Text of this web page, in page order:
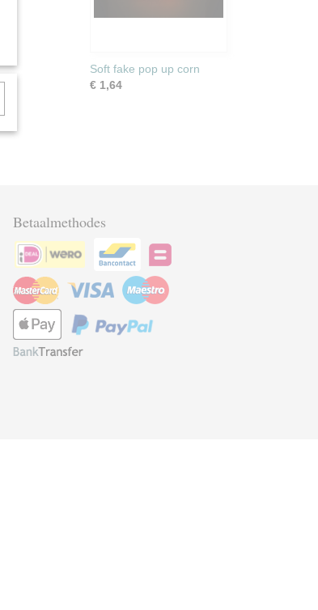
Soft fake pop up corn
€ 1,64
Betaalmethodes